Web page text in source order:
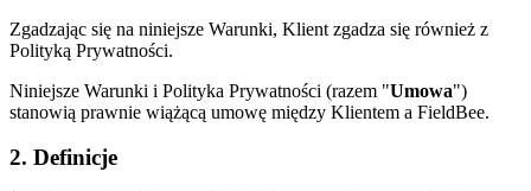
Zgadzając się na niniejsze Warunki, Klient zgadza się również z
Polityką Prywatności.
Niniejsze Warunki i Polityka Prywatności (razem "Umowa")
stanowią prawnie wiążącą umowę między Klientem a FieldBee.
2. Definicje